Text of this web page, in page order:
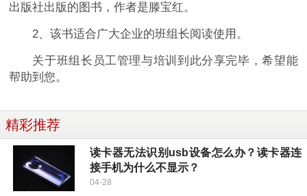
出版社出版的图书，作者是滕宝红。
2、该书适合广大企业的班组长阅读使用。
关于班组长员工管理与培训到此分享完毕，希望能
帮助到您。
精彩推荐
读卡器无法识别usb设备怎么办？读卡器连
接手机为什么不显示？
04-28